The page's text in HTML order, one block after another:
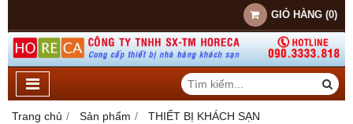
GIỎ HÀNG (0)
Trang chủ Sản phẩm
THIẾT BỊ KHÁCH SẠN